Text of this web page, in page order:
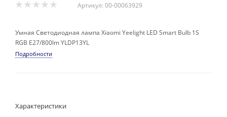
Артикул: 00-00063929
Умная Светодиодная лампа Xiaomi Yeelight LED Smart Bulb 1S
RGB E27/800lm YLDP13YL
Подробности
Характеристики